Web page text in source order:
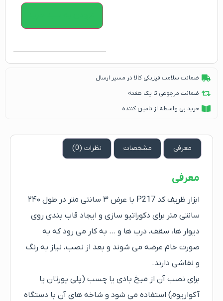
ضمانت سلامت فیزیکی کالا در مسیر ارسال
ضمانت مرجوعی تا یک هفته
خرید بی واسطه از تامین کننده
معرفی مشخصات نظرات (0)
معرفی
ابزار ظریف کد P217 با عرض ۳ سانتی متر در طول ۲۴۰
سانتی متر برای دکوراتیو سازی و ایجاد قاب بندی روی
دیوار ها، سقف، درب ها و … به کار می رود که به
صورت خام عرضه می شوند و بعد از نصب، نیاز به رنگ
و نقاشی دارند.
برای نصب آن از میخ بادی یا چسب (پلی یورتان یا
آکواریوم) استفاده می شود و شاخه های آن با دستگاه